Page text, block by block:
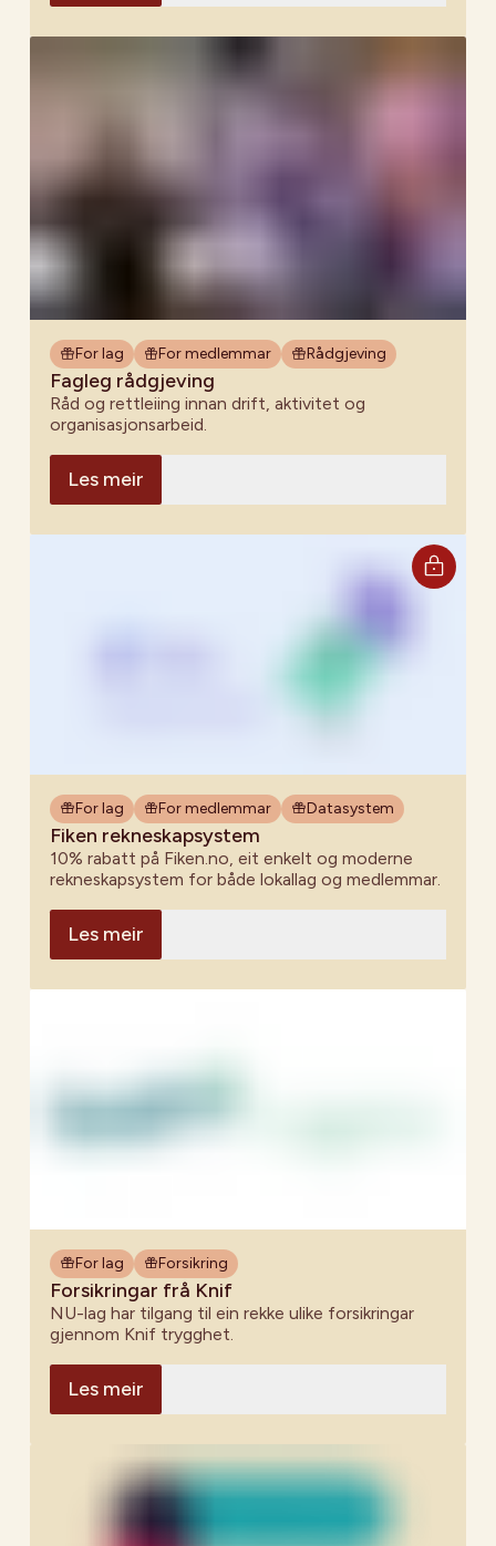
For lag For medlemmar Rådgjeving
Fagleg rådgjeving
Råd og rettleiing innan drift, aktivitet og
organisasjonsarbeid.
Les meir
For lag For medlemmar Datasystem
Fiken rekneskapsystem
10% rabatt på Fiken.no, eit enkelt og moderne
rekneskapsystem for både lokallag og medlemmar.
Les meir
For lag Forsikring
Forsikringar frå Knif
NU-lag har tilgang til ein rekke ulike forsikringar
gjennom Knif trygghet.
Les meir